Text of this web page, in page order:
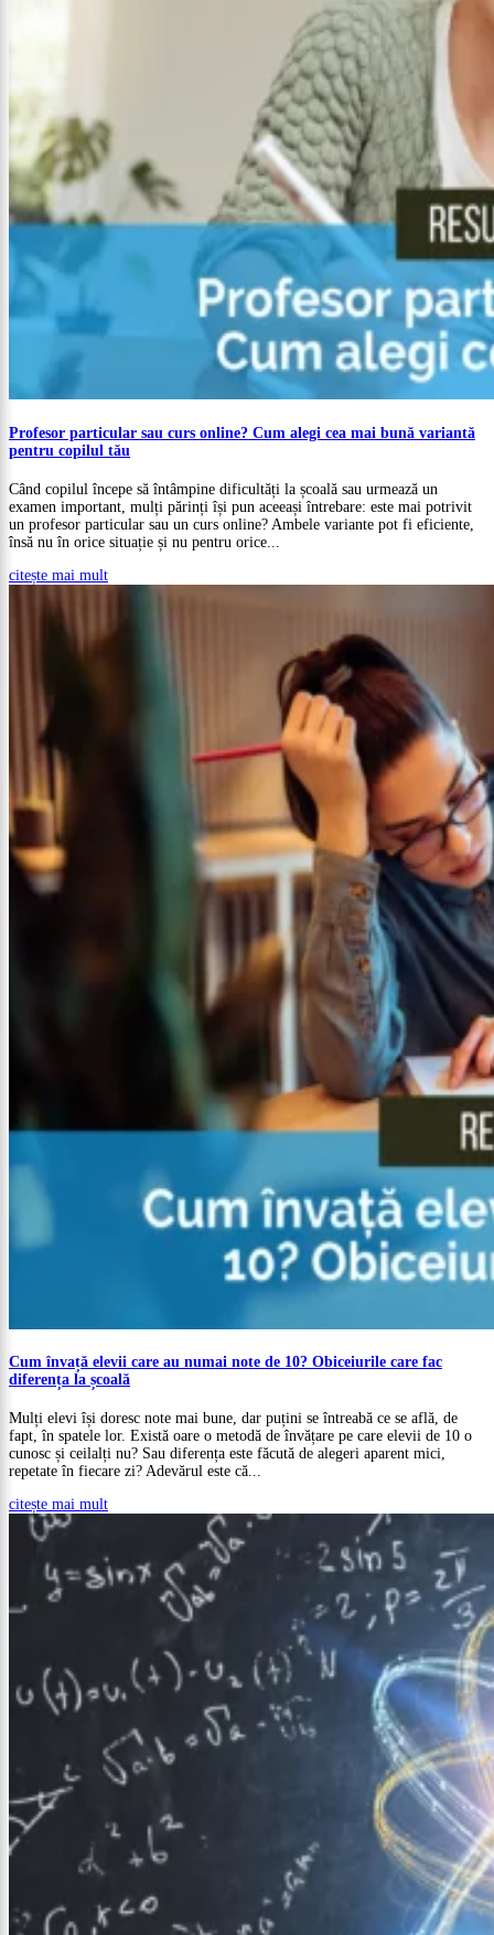
Profesor particular sau curs online? Cum alegi cea mai bună variantă
pentru copilul tău
Când copilul începe să întâmpine dificultăți la școală sau urmează un
examen important, mulți părinți își pun aceeași întrebare: este mai potrivit
un profesor particular sau un curs online? Ambele variante pot fi eficiente,
însă nu în orice situație și nu pentru orice...
citește mai mult
Cum învață elevii care au numai note de 10? Obiceiurile care fac
diferența la școală
Mulți elevi își doresc note mai bune, dar puțini se întreabă ce se află, de
fapt, în spatele lor. Există oare o metodă de învățare pe care elevii de 10 o
cunosc și ceilalți nu? Sau diferența este făcută de alegeri aparent mici,
repetate în fiecare zi? Adevărul este că...
citește mai mult